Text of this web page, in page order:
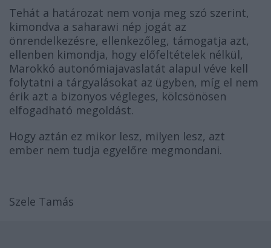
Tehát a határozat nem vonja meg szó szerint,
kimondva a saharawi nép jogát az
önrendelkezésre, ellenkezőleg, támogatja azt,
ellenben kimondja, hogy előfeltételek nélkül,
Marokkó autonómiajavaslatát alapul véve kell
folytatni a tárgyalásokat az ügyben, míg el nem
érik azt a bizonyos végleges, kölcsönösen
elfogadható megoldást.
Hogy aztán ez mikor lesz, milyen lesz, azt
ember nem tudja egyelőre megmondani.
Szele Tamás